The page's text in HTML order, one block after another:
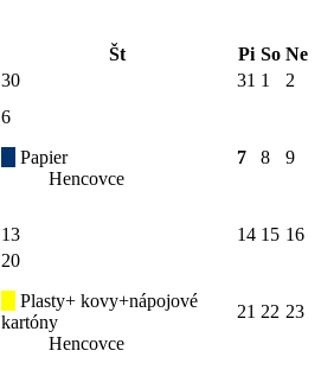
Št Pi So Ne
30 31 1 2
6
Papier
Hencovce
7 8 9
13 14 15 16
20
Plasty+ kovy+nápojové
kartóny
Hencovce
21 22 23